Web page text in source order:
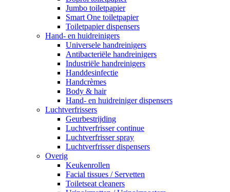
Jumbo toiletpapier
Smart One toiletpapier
Toiletpapier dispensers
Hand- en huidreinigers
Universele handreinigers
Antibacteriële handreinigers
Industriële handreinigers
Handdesinfectie
Handcrèmes
Body & hair
Hand- en huidreiniger dispensers
Luchtverfrissers
Geurbestrijding
Luchtverfrisser continue
Luchtverfrisser spray
Luchtverfrisser dispensers
Overig
Keukenrollen
Facial tissues / Servetten
Toiletseat cleaners